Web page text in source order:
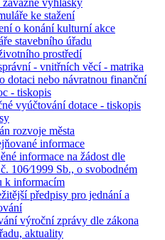
závazné vyhlášky
ke stažení
o konání kulturní akce
stavebního úřadu
prostředí
- vnitřních věcí - matrika
dotaci nebo návratnou finanční
- tiskopis
vyúčtování dotace - tiskopis
rozvoje města
informace
informace na žádost dle
106⁄1999 Sb., o svobodném
k informacím
předpisy pro jednání a
výroční zprávy dle zákona
aktuality